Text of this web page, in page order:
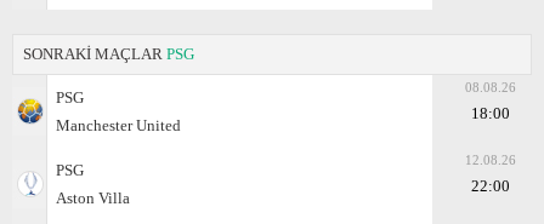
SONRAKİ MAÇLAR PSG
PSG
Manchester United
08.08.26
18:00
PSG
Aston Villa
12.08.26
22:00